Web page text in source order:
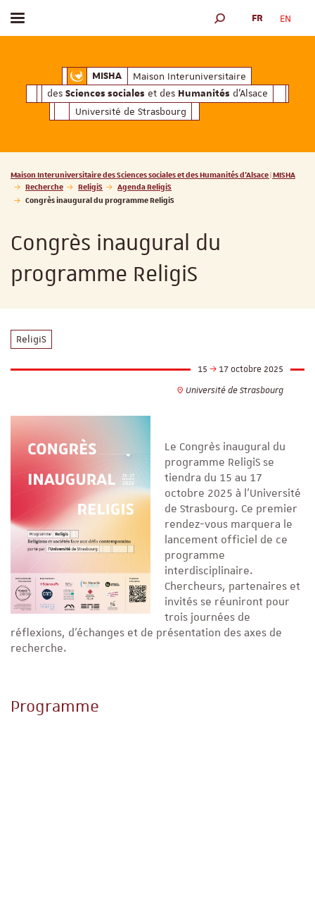
MISHAMaison Interuniversitaire des
Maison Interuniversitaire
des Sciences sociales et des Humanités d'Alsace
Université de Strasbourg
Afficher / masquer le menu MOTEUR DE
FR EN
Vous êtes ici :
Maison Interuniversitaire des Sciences sociales et des Humanités d'Alsace | MISHA
Recherche
ReligiS
Agenda ReligiS
Congrès inaugural du programme ReligiS
Congrès inaugural du
programme ReligiS
ReligiS
15
17 octobre 2025
Université de Strasbourg
Le Congrès inaugural du
programme ReligiS se
tiendra du 15 au 17
octobre 2025 à l'Université
de Strasbourg. Ce premier
rendez-vous marquera le
lancement officiel de ce
programme
interdisciplinaire.
Chercheurs, partenaires et
invités se réuniront pour
trois journées de
réflexions, d’échanges et de présentation des axes de
recherche.
Programme